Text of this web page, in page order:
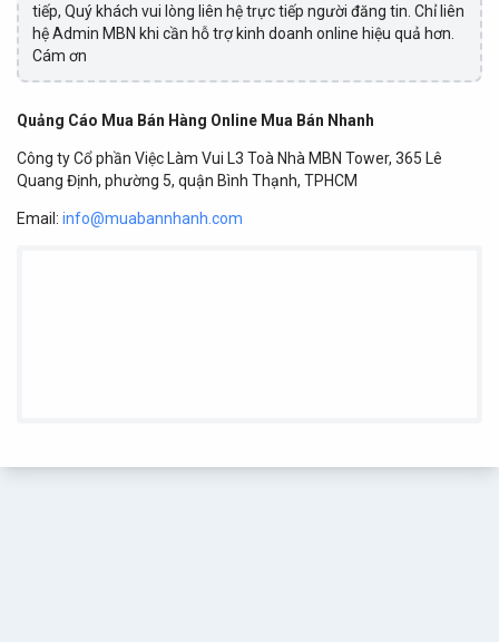
tiếp, Quý khách vui lòng liên hệ trực tiếp người đăng tin. Chỉ liên
hệ Admin MBN khi cần hỗ trợ kinh doanh online hiệu quả hơn.
Cám ơn
Quảng Cáo Mua Bán Hàng Online Mua Bán Nhanh
Công ty Cổ phần Việc Làm Vui L3 Toà Nhà MBN Tower, 365 Lê
Quang Định, phường 5, quận Bình Thạnh, TPHCM
Email: info@muabannhanh.com